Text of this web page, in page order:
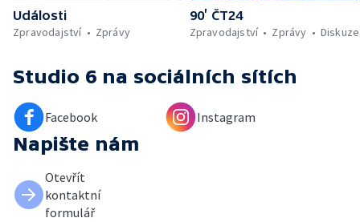
Události
Zpravodajství
Zprávy
90’ ČT24
Zpravodajství
Zprávy Diskuze
Studio 6 na sociálních sítích
Facebook Instagram
Napište nám
Otevřít
kontaktní
formulář